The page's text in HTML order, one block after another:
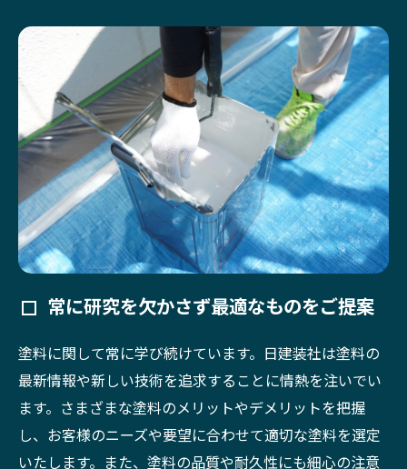
常に研究を欠かさず最適なものをご提案
塗料に関して常に学び続けています。日建装社は塗料の
最新情報や新しい技術を追求することに情熱を注いでい
ます。さまざまな塗料のメリットやデメリットを把握
し、お客様のニーズや要望に合わせて適切な塗料を選定
いたします。また、塗料の品質や耐久性にも細心の注意